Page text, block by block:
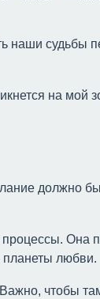
судьбы
на мой
должно
Она
любви.
чтобы